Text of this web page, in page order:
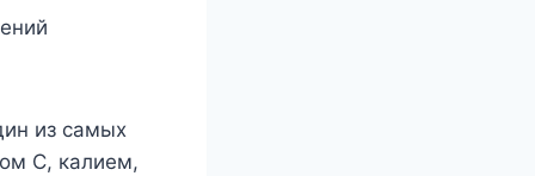
из самых
С, калием,